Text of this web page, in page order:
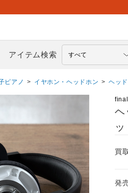
アイテム検索
ピアノ > イヤホン・ヘッドホン > ヘッ
final
ヘ
買
発